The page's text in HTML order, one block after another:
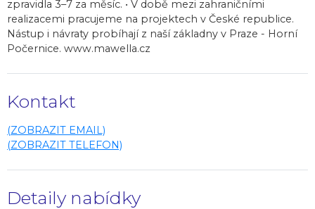
zpravidla 3–7 za měsíc. • V době mezi zahraničními
realizacemi pracujeme na projektech v České republice.
Nástup i návraty probíhají z naší základny v Praze - Horní
Počernice. www.mawella.cz
Kontakt
(ZOBRAZIT EMAIL)
(ZOBRAZIT TELEFON)
Detaily nabídky